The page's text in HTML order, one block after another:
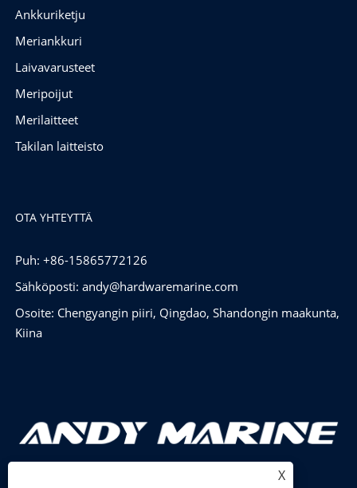
Ankkuriketju
Meriankkuri
Laivavarusteet
Meripoijut
Merilaitteet
Takilan laitteisto
OTA YHTEYTTÄ
Puh: +86-15865772126
Sähköposti: andy@hardwaremarine.com
Osoite: Chengyangin piiri, Qingdao, Shandongin maakunta,
Kiina
X